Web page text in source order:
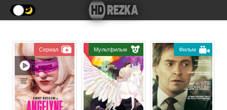
Сериал Мультфильм Фильм